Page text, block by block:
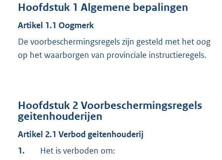
Hoofdstuk 1 Algemene bepalingen
Artikel 1.1 Oogmerk
De voorbeschermingsregels zijn gesteld met het oog
op het waarborgen van provinciale instructieregels.
Hoofdstuk 2 Voorbeschermingsregels
geitenhouderijen
Artikel 2.1 Verbod geitenhouderij
1.
Het is verboden om: